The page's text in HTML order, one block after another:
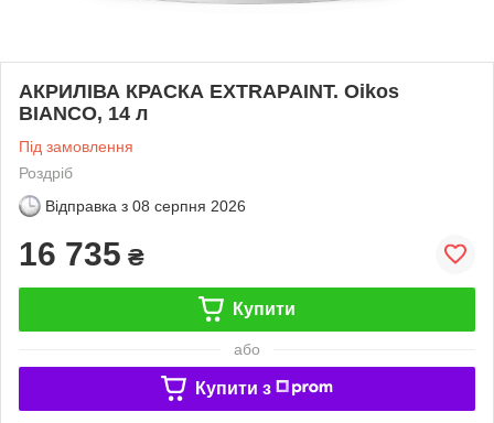
АКРИЛІВА КРАСКА EXTRAPAINT. Oikos
BIANCO, 14 л
Під замовлення
Роздріб
Відправка з 08 серпня 2026
16 735 ₴
Купити
або
Купити з